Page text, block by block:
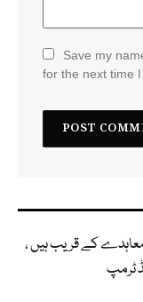
Save my
for the next time I
معاہدے کے قریب ہیں ،
ٹرمپ